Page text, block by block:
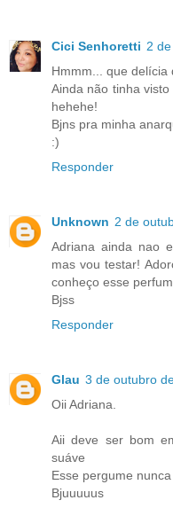
Cici Senhoretti 2
Hmmm... que delícia
Ainda não tinha
hehehe!
Bjns pra minha
:)
Responder
Unknown 2 de
Adriana ainda nao
mas vou testar!
conheço esse
Bjss
Responder
Glau 3 de outubro
Oii Adriana.
Aii deve ser bom
suáve
Esse pergume
Bjuuuuus